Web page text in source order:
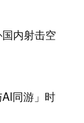
内射击空
同游」时